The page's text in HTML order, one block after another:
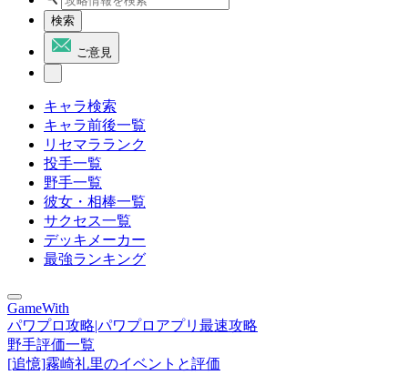
検索
ご意見
キャラ検索
キャラ前後一覧
リセマラランク
投手一覧
野手一覧
彼女・相棒一覧
サクセス一覧
デッキメーカー
最強ランキング
GameWith
パワプロ攻略|パワプロアプリ最速攻略
野手評価一覧
[追憶]霧崎礼里のイベントと評価